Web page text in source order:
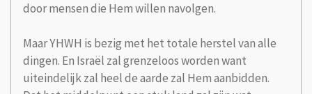
door mensen die Hem willen navolgen.
Maar YHWH is bezig met het totale herstel van alle
dingen. En Israël zal grenzeloos worden want
uiteindelijk zal heel de aarde zal Hem aanbidden.